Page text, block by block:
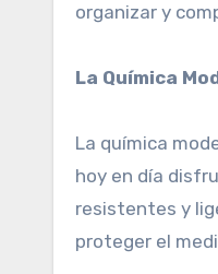
organizar y
La Química
La química
hoy en día
resistentes y
proteger el